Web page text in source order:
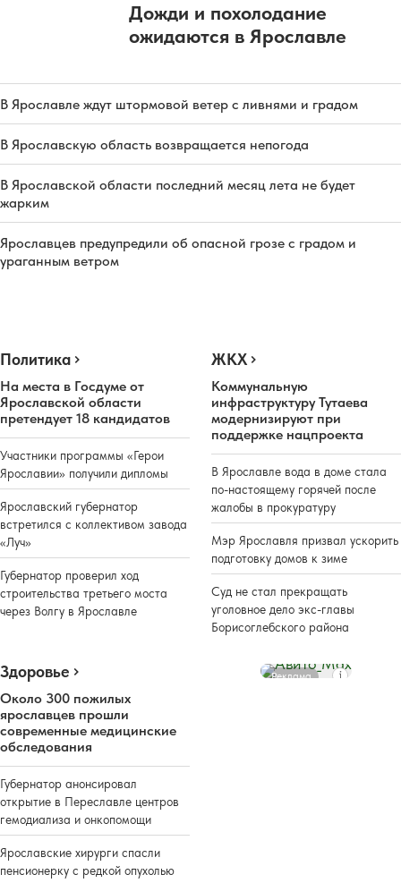
Дожди и похолодание
ожидаются в Ярославле
В Ярославле ждут штормовой ветер с ливнями и градом
В Ярославскую область возвращается непогода
В Ярославской области последний месяц лета не будет
жарким
Ярославцев предупредили об опасной грозе с градом и
ураганным ветром
Политика
На места в Госдуме от
Ярославской области
претендует 18 кандидатов
Участники программы «Герои
Ярославии» получили дипломы
Ярославский губернатор
встретился с коллективом завода
«Луч»
Губернатор проверил ход
строительства третьего моста
через Волгу в Ярославле
ЖКХ
Коммунальную
инфраструктуру Тутаева
модернизируют при
поддержке нацпроекта
В Ярославле вода в доме стала
по-настоящему горячей после
жалобы в прокуратуру
Мэр Ярославля призвал ускорить
подготовку домов к зиме
Суд не стал прекращать
уголовное дело экс-главы
Борисоглебского района
Здоровье
Около 300 пожилых
ярославцев прошли
современные медицинские
обследования
Губернатор анонсировал
открытие в Переславле центров
гемодиализа и онкопомощи
Ярославские хирурги спасли
пенсионерку с редкой опухолью
Реклама